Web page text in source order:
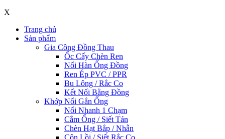
X
Trang chủ
Sản phẩm
Gia Công Đồng Thau
Ốc Cấy Chèn Ren
Nối Hàn Ống Đồng
Ren Ép PVC / PPR
Bu Lông / Rắc Co
Kết Nối Bằng Đồng
Khớp Nối Gắn Ống
Nối Nhanh 1 Chạm
Cắm Ống / Siết Tán
Chèn Hạt Bắp / Nhẫn
Côn Lồi / Siết Rắc Co